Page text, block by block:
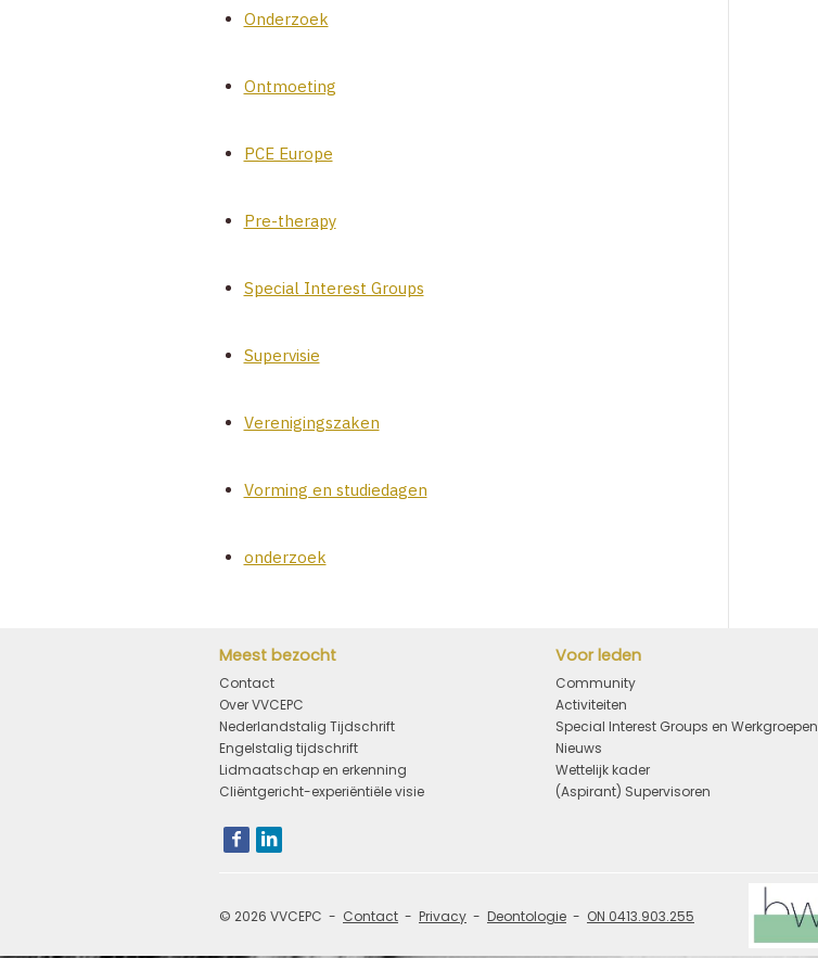
Onderzoek
Ontmoeting
PCE Europe
Pre-therapy
Special Interest Groups
Supervisie
Verenigingszaken
Vorming en studiedagen
onderzoek
Meest bezocht
Contact
Over VVCEPC
Nederlandstalig Tijdschrift
Engelstalig tijdschrift
Lidmaatschap en erkenning
Cliëntgericht-experiëntiële visie
Voor leden
Community
Activiteiten
Special Interest Groups en Werkgroepen
Nieuws
Wettelijk kader
(Aspirant) Supervisoren
Bezoek
onze
© 2026 VVCEPC
Contact Privacy Deontologie ON 0413.903.255